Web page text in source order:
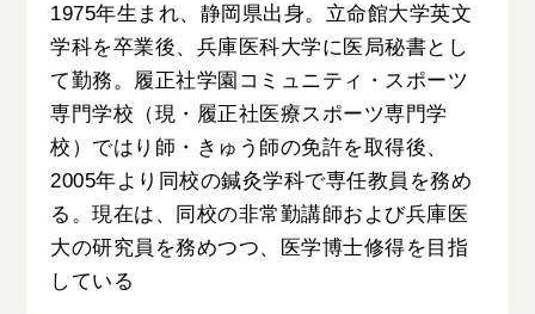
1975年生まれ、静岡県出身。立命館大学英文
学科を卒業後、兵庫医科大学に医局秘書とし
て勤務。履正社学園コミュニティ・スポーツ
専門学校（現・履正社医療スポーツ専門学
校）ではり師・きゅう師の免許を取得後、
2005年より同校の鍼灸学科で専任教員を務め
る。現在は、同校の非常勤講師および兵庫医
大の研究員を務めつつ、医学博士修得を目指
している